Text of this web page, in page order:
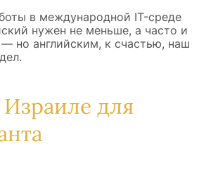
в международной IT-среде
нужен не меньше, а часто и
но английским, к счастью, наш
Израиле для